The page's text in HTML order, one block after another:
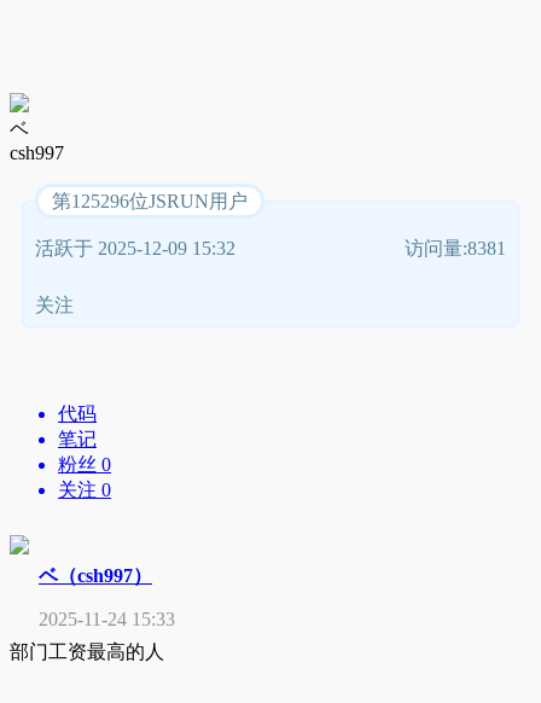
ベ
csh997
第125296位JSRUN用户
活跃于 2025-12-09 15:32 访问量:8381
关注
代码
笔记
粉丝 0
关注 0
ベ（csh997）
2025-11-24 15:33
部门工资最高的人